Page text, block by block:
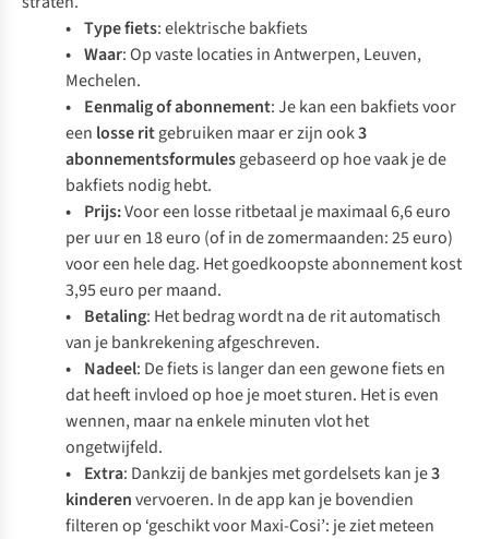
• Type fiets: elektrische bakfiets
• Waar: Op vaste locaties in Antwerpen, Leuven,
Mechelen.
• Eenmalig of abonnement: Je kan een bakfiets voor
een losse ritgebruiken maar er zijn ook3
abonnementsformulesgebaseerd op hoe vaak je de
bakfiets nodig hebt.
• Prijs:Voor een losse ritbetaal je maximaal 6,6 euro
per uur en 18 euro (of in de zomermaanden: 25 euro)
voor een hele dag. Het goedkoopste abonnement kost
3,95 euro per maand.
• Betaling: Het bedrag wordt na de rit automatisch
van je bankrekening afgeschreven.
• Nadeel: De fiets is langer dan een gewone fiets en
dat heeft invloed op hoe je moet sturen. Het is even
wennen, maar na enkele minuten vlot het
ongetwijfeld.
• Extra: Dankzij de bankjes met gordelsets kan je3
kinderenvervoeren. In de app kan je bovendien
filteren op ‘geschikt voor Maxi-Cosi’: je ziet meteen